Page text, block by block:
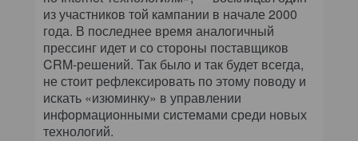
из участников той кампании в начале 2000
года. В последнее время аналогичный
прессинг идет и со стороны поставщиков
CRM-решений. Так было и так будет всегда,
не стоит рефлексировать по этому поводу и
искать «изюминку» в управлении
информационными системами среди новых
технологий.